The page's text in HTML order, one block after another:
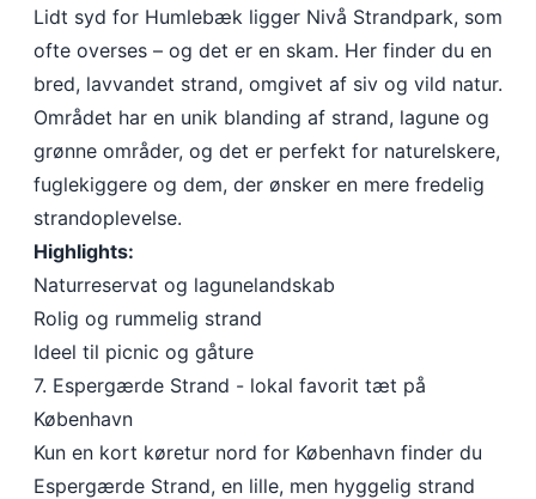
Lidt syd for Humlebæk ligger Nivå Strandpark, som
ofte overses – og det er en skam. Her finder du en
bred, lavvandet strand, omgivet af siv og vild natur.
Området har en unik blanding af strand, lagune og
grønne områder, og det er perfekt for naturelskere,
fuglekiggere og dem, der ønsker en mere fredelig
strandoplevelse.
Highlights:
Naturreservat og lagunelandskab
Rolig og rummelig strand
Ideel til picnic og gåture
7. Espergærde Strand - lokal favorit tæt på
København
Kun en kort køretur nord for København finder du
Espergærde Strand, en lille, men hyggelig strand